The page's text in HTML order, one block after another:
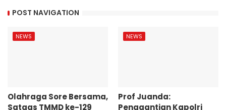
POST NAVIGATION
NEWS
Olahraga Sore Bersama,
Satgas TMMD ke-129
NEWS
Prof Juanda:
Penggantian Kapolri